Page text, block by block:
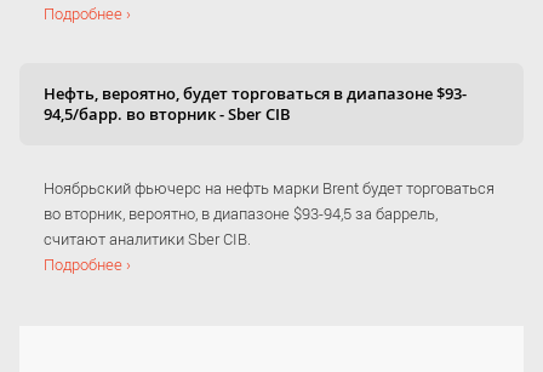
Подробнее ›
Нефть, вероятно, будет торговаться в диапазоне $93-
94,5/барр. во вторник - Sber CIB
Ноябрьский фьючерс на нефть марки Brent будет торговаться
во вторник, вероятно, в диапазоне $93-94,5 за баррель,
считают аналитики Sber CIB.
Подробнее ›